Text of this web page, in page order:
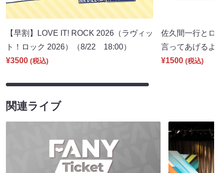
【早割】LOVE IT! ROCK 2026（ラヴィッ
ト！ロック 2026）（8/22 18:00）
¥3500 (税込)
佐久間一行とロ
言ってあげる
¥1500 (税込)
関連ライブ